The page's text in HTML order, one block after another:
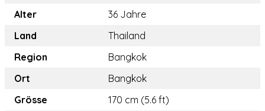
Alter
36 Jahre
Land
Thailand
Region
Bangkok
Ort
Bangkok
Grösse
170 cm (5.6 ft)